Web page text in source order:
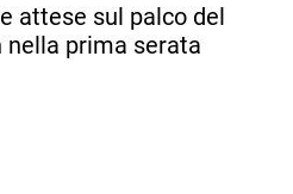
attese sul palco del
nella prima serata